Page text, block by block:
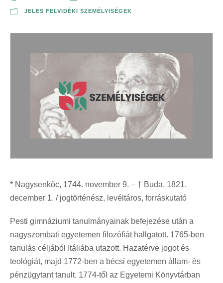
JELES FELVIDÉKI SZEMÉLYISÉGEK
* Nagysenkőc, 1744. november 9. – † Buda, 1821.
december 1. / jogtörténész, levéltáros, forráskutató
Pesti gimnáziumi tanulmányainak befejezése után a
nagyszombati egyetemen filozófiát hallgatott. 1765-ben
tanulás céljából Itáliába utazott. Hazatérve jogot és
teológiát, majd 1772-ben a bécsi egyetemen állam- és
pénzügytant tanult. 1774-től az Egyetemi Könyvtárban